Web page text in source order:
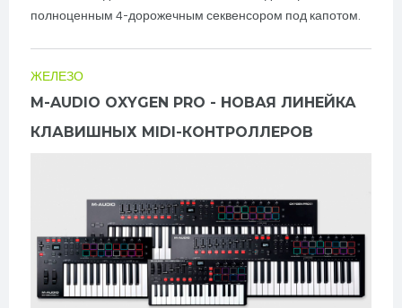
полноценным 4-дорожечным секвенсором под капотом.
ЖЕЛЕЗО
M-AUDIO OXYGEN PRO - НОВАЯ ЛИНЕЙКА
КЛАВИШНЫХ MIDI-КОНТРОЛЛЕРОВ